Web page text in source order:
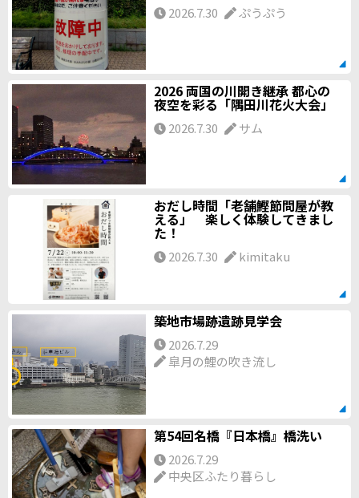
2026.7.30 ぷうぷう
2026 両国の川開き継承 都心の
夜空を彩る「隅田川花火大会」
2026.7.30 サム
おだし時間「老舗鰹節問屋が教
える」 楽しく体験してきまし
た！
2026.7.30 kimitaku
築地市場跡遺跡見学会
2026.7.29
皐月の鯉の吹き流し
第54回名橋『日本橋』橋洗い
2026.7.29
中央区ふたり暮らし